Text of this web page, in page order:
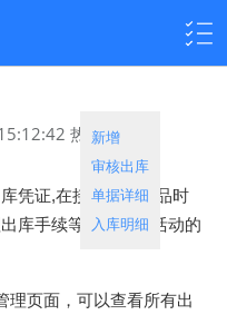
热度：
凭证,在接受出库商品时
库手续等各项业务活动的
理页面，可以查看所有出
新增
审核出库
单据详细
入库明细